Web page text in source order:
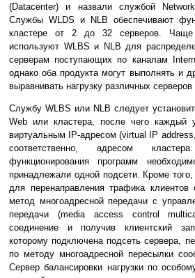
(Datacenter) и назвали службой
Службы WLDS и NLB обеспечивают
кластере от 2 до 32 серверов. Чаще
используют WLBS и NLB для
серверам поступающих по каналам
однако оба продукта могут выполнять и
выравнивать нагрузку различных серверов
Службу WLBS или NLB следует
Web или кластера, после чего каждый
виртуальным IP-адресом (virtual IP
соответственно, адресом
функционирования программ
принадлежали одной подсети. Кроме
для перенаправления трафика
метод многоадресной передачи с
передачи (media access control
соединение и получив клиентский
которому подключена подсеть сервера,
по методу многоадресной пересылки
Сервер балансировки нагрузки по